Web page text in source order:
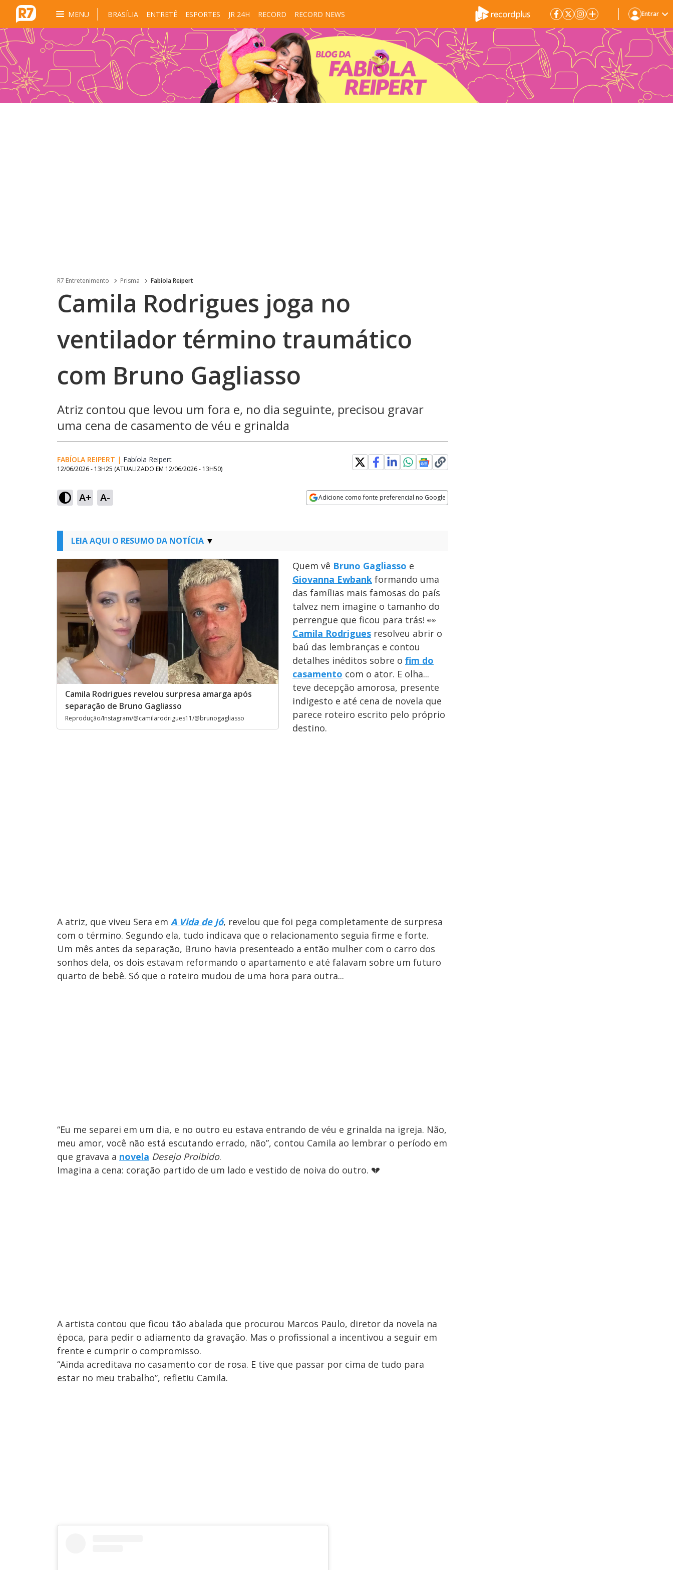
MENU BRASÍLIA ENTRETÊ ESPORTES JR 24H RECORD RECORD NEWS Entrar
R7 Entretenimento Prisma Fabíola Reipert
Camila Rodrigues joga no
ventilador término traumático
com Bruno Gagliasso
Atriz contou que levou um fora e, no dia seguinte, precisou gravar
uma cena de casamento de véu e grinalda
FABÍOLA REIPERT | Fabíola Reipert
12/06/2026 - 13H25 (ATUALIZADO EM 12/06/2026 - 13H50)
A+ A- Adicione como fonte preferencial no Google
LEIA AQUI O RESUMO DA NOTÍCIA
Camila Rodrigues revelou surpresa amarga após
separação de Bruno Gagliasso
Reprodução/Instagram/@camilarodrigues11/@brunogagliasso
Quem vê Bruno Gagliasso e
Giovanna Ewbank formando uma
das famílias mais famosas do país
talvez nem imagine o tamanho do
perrengue que ficou para trás! 👀
Camila Rodrigues resolveu abrir o
baú das lembranças e contou
detalhes inéditos sobre o fim do
casamento com o ator. E olha...
teve decepção amorosa, presente
indigesto e até cena de novela que
parece roteiro escrito pelo próprio
destino.
A atriz, que viveu Sera em A Vida de Jó, revelou que foi pega completamente de surpresa
com o término. Segundo ela, tudo indicava que o relacionamento seguia firme e forte.
Um mês antes da separação, Bruno havia presenteado a então mulher com o carro dos
sonhos dela, os dois estavam reformando o apartamento e até falavam sobre um futuro
quarto de bebê. Só que o roteiro mudou de uma hora para outra...
“Eu me separei em um dia, e no outro eu estava entrando de véu e grinalda na igreja. Não,
meu amor, você não está escutando errado, não”, contou Camila ao lembrar o período em
que gravava a novela Desejo Proibido.
Imagina a cena: coração partido de um lado e vestido de noiva do outro. 💔
A artista contou que ficou tão abalada que procurou Marcos Paulo, diretor da novela na
época, para pedir o adiamento da gravação. Mas o profissional a incentivou a seguir em
frente e cumprir o compromisso.
“Ainda acreditava no casamento cor de rosa. E tive que passar por cima de tudo para
estar no meu trabalho”, refletiu Camila.